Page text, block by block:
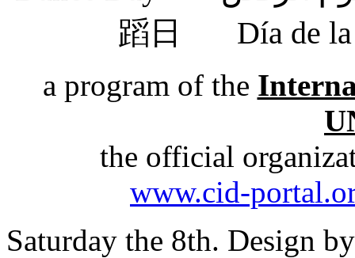
蹈日 Día de
a program of the
the official
www.cid-
Saturday the 8th. Design